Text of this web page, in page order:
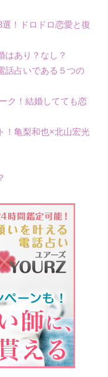
！ドロドロ恋愛と復
はあり？なし？
話占いである５つの
ク！結婚してても恋
！亀梨和也×北山宏光